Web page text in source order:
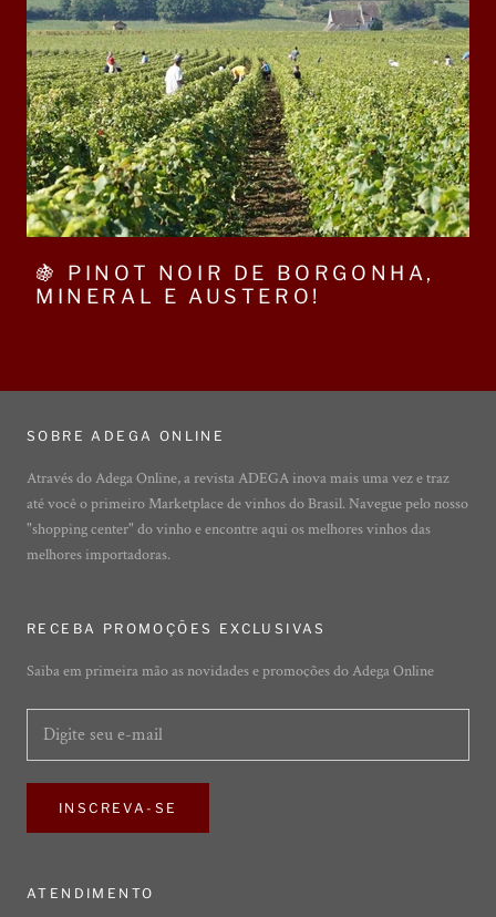
🍇 PINOT NOIR DE BORGONHA,
MINERAL E AUSTERO!
SOBRE ADEGA ONLINE
Através do Adega Online, a revista ADEGA inova mais uma vez e traz
até você o primeiro Marketplace de vinhos do Brasil. Navegue pelo nosso
"shopping center" do vinho e encontre aqui os melhores vinhos das
melhores importadoras.
RECEBA PROMOÇÕES EXCLUSIVAS
Saiba em primeira mão as novidades e promoções do Adega Online
INSCREVA-SE
ATENDIMENTO